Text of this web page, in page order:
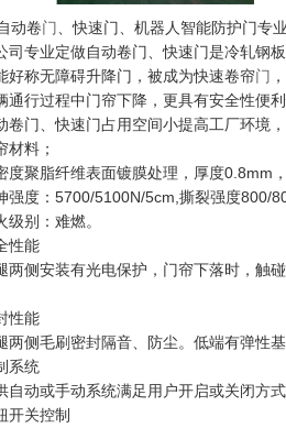
动卷门 、快速门、机器人智能防护门专
司专业定做自动卷门、快速门是冷轧钢
好称无障碍升降门，被成为快速卷帘门
通行过程中门帘下降，更具有安全性便利
卷门、快速门占用空间小提高工厂环境
材料；
度聚脂纤维表面镀膜处理，厚度0.8mm
强度：5700/5100N/5cm,撕裂强度800/
级别：难燃。
性能
两侧安装有光电保护，门帘下落时，触
性能
两侧毛刷密封隔音、防尘。低端有弹性
系统
自动或手动系统满足用户开启或关闭方式
开关控制